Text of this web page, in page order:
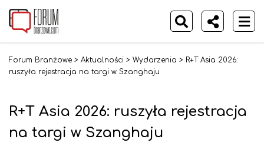
Forum Branżowe > Aktualności > Wydarzenia > R+T Asia 2026:
ruszyła rejestracja na targi w Szanghaju
R+T Asia 2026: ruszyła rejestracja
na targi w Szanghaju